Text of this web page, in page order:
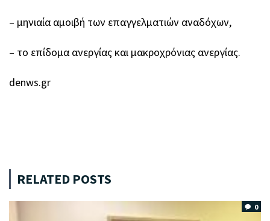
– μηνιαία αμοιβή των επαγγελματιών αναδόχων,
– το επίδομα ανεργίας και μακροχρόνιας ανεργίας.
denws.gr
RELATED POSTS
0